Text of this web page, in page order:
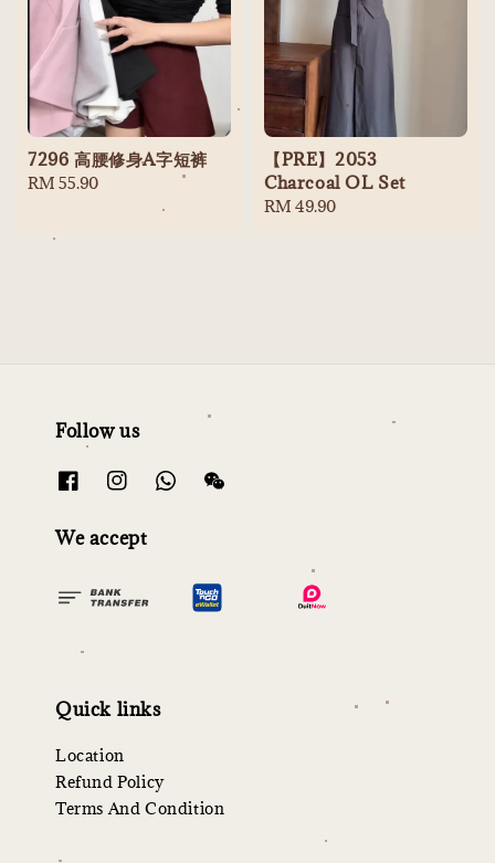
7296 高腰修身A字短裤
Regular
RM 55.90
【PRE】2053
Charcoal OL Set
Regular
RM 49.90
Follow us
We accept
Quick links
Location
Refund Policy
Terms And Condition